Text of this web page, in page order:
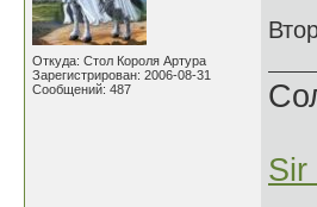
Откуда: Стол Короля Артура
Зарегистрирован: 2006-08-31
Сообщений: 487
Sir